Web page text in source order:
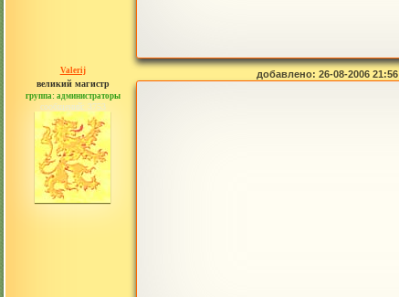
Valerij
великий магистр
группа: администраторы
сообщений: 3753
добавлено: 26-08-2006 21:56